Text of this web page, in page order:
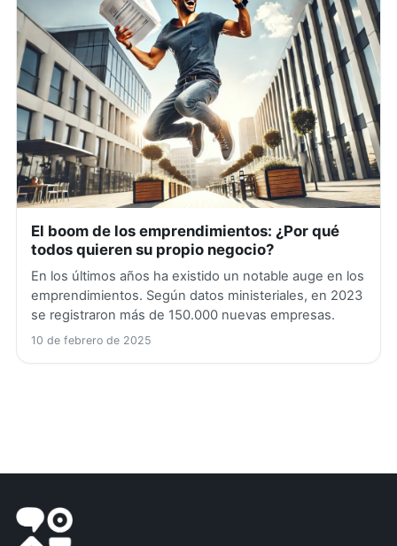
El boom de los emprendimientos: ¿Por qué
todos quieren su propio negocio?
En los últimos años ha existido un notable auge en los
emprendimientos. Según datos ministeriales, en 2023
se registraron más de 150.000 nuevas empresas.
10 de febrero de 2025